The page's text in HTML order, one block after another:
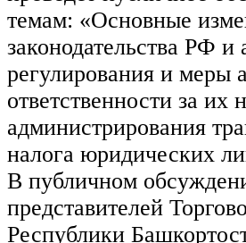
темам: «Основные
законодательства РФ и
регулирования и меры
ответственности за
администрирования
налога юридических
В публичном
представителей
Республики